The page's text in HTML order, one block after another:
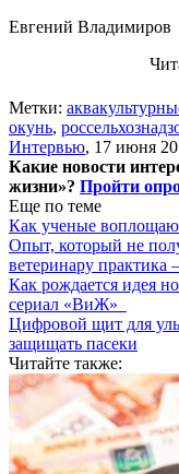
Евгений Владимиров
Метки:
окунь,
Интервью, 17 июня
Какие новости
жизни»? Пройти
Еще по теме
Как ученые
Опыт, который не
ветеринару
Как рождается идея
сериал «ВиЖ»
Цифровой щит для
защищать пасеки
Читайте также: